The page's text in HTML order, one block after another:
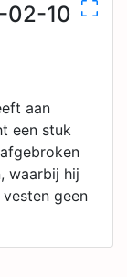
02-10
aan
een stuk
waarbij hij
geen